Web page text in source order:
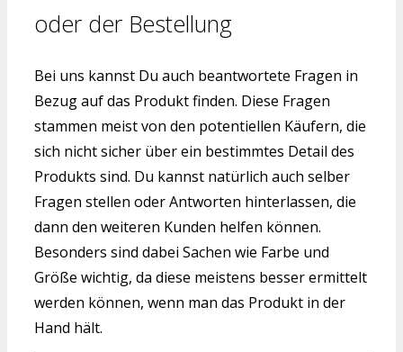
oder der Bestellung
Bei uns kannst Du auch beantwortete Fragen in
Bezug auf das Produkt finden. Diese Fragen
stammen meist von den potentiellen Käufern, die
sich nicht sicher über ein bestimmtes Detail des
Produkts sind. Du kannst natürlich auch selber
Fragen stellen oder Antworten hinterlassen, die
dann den weiteren Kunden helfen können.
Besonders sind dabei Sachen wie Farbe und
Größe wichtig, da diese meistens besser ermittelt
werden können, wenn man das Produkt in der
Hand hält.